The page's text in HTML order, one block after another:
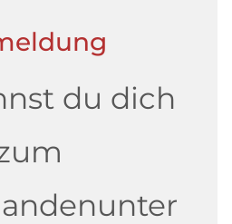
du dich